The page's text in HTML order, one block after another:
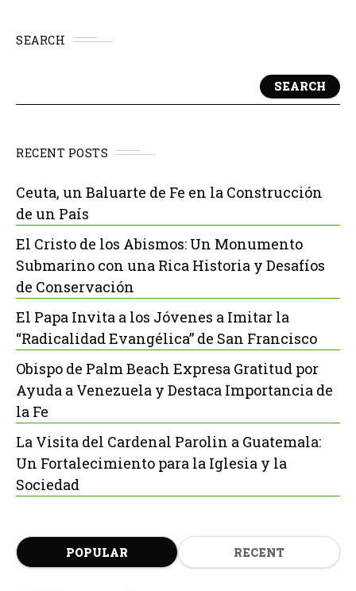
SEARCH
SEARCH
RECENT POSTS
Ceuta, un Baluarte de Fe en la Construcción
de un País
El Cristo de los Abismos: Un Monumento
Submarino con una Rica Historia y Desafíos
de Conservación
El Papa Invita a los Jóvenes a Imitar la
“Radicalidad Evangélica” de San Francisco
Obispo de Palm Beach Expresa Gratitud por
Ayuda a Venezuela y Destaca Importancia de
la Fe
La Visita del Cardenal Parolin a Guatemala:
Un Fortalecimiento para la Iglesia y la
Sociedad
POPULAR RECENT